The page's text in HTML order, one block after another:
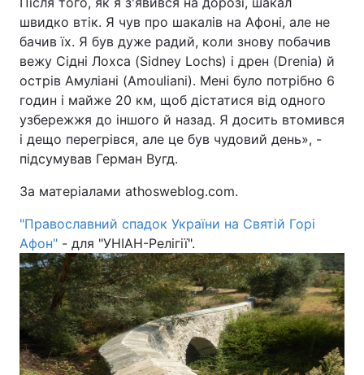
швидко втік. Я чув про шакалів на Афоні, але не
бачив їх. Я був дуже радий, коли знову побачив
вежу Сідні Лохса (Sidney Lochs) і дрен (Drenia) й
острів Амуліані (Amouliani). Мені було потрібно 6
годин і майже 20 км, щоб дістатися від одного
узбережжя до іншого й назад. Я досить втомився
і дещо перегрівся, але це був чудовий день», -
підсумував Герман Вугд.
За матеріалами athosweblog.com.
"Православний спадок України на Святій Горі
Афон" - для "УНІАН-Релігії".